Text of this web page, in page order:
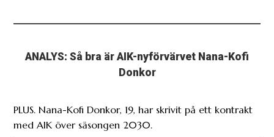
ANALYS: Så bra är AIK-nyförvärvet Nana-Kofi
Donkor
PLUS. Nana-Kofi Donkor, 19, har skrivit på ett kontrakt
med AIK över säsongen 2030.